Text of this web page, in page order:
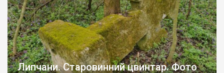
Липчани. Старовинний цвинтар. Фото